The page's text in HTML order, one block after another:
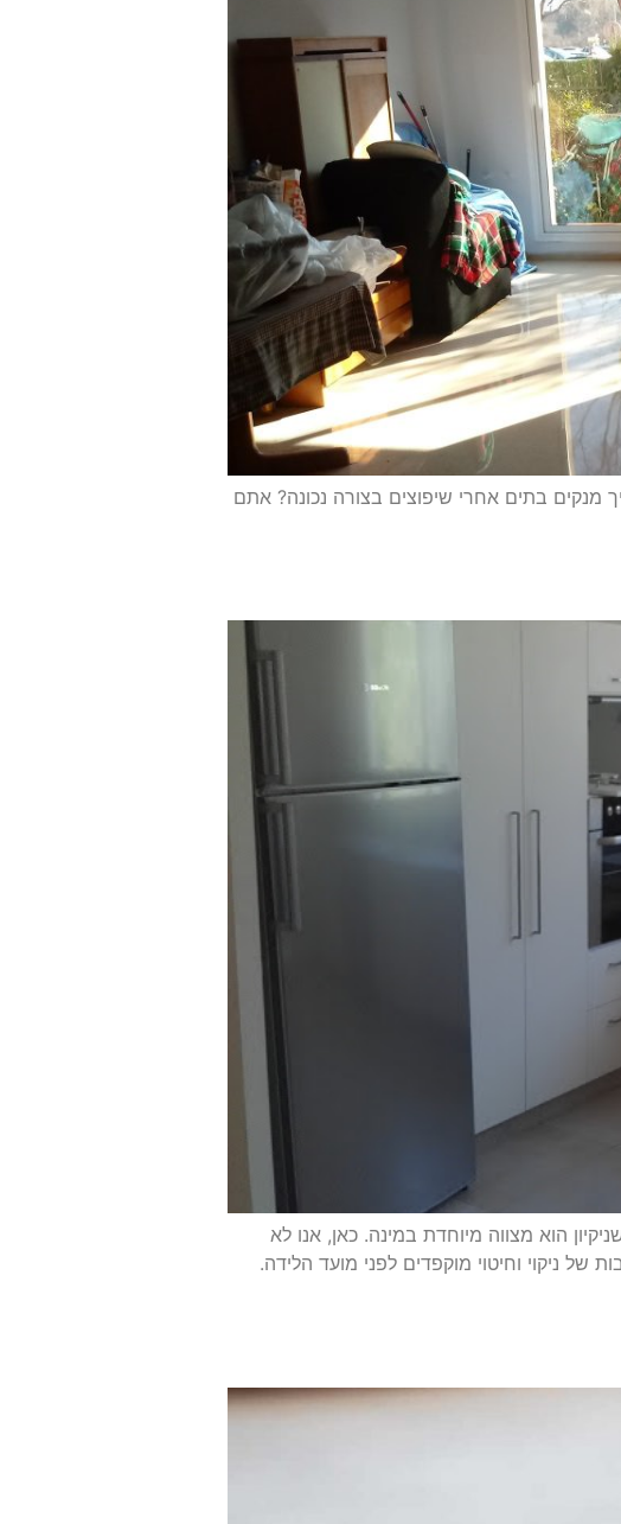
מנקים בתים אחרי שיפוצים בצורה נכונה? אתם
הוא מצווה מיוחדת במינה. כאן, אנו לא
ניקוי וחיטוי מוקפדים לפני מועד הלידה.